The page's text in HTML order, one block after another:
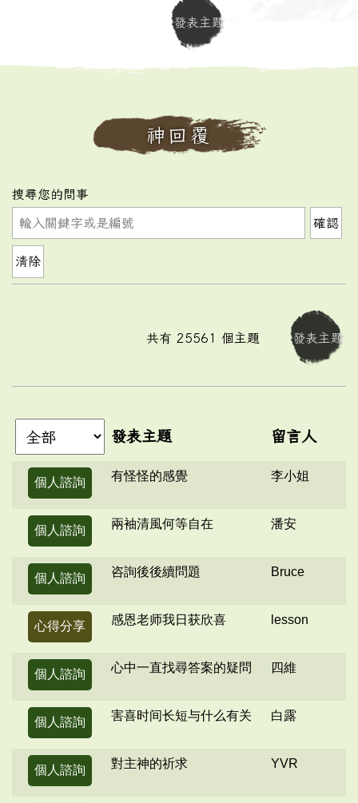
發表主題
神回覆
搜尋您的問事
確認
清除
共有 25561 個主題 發表主題
發表主題 留言人
個人諮詢 有怪怪的感覺 李小姐
個人諮詢 兩袖清風何等自在 潘安
個人諮詢 咨詢後後續問題 Bruce
心得分享 感恩老师我日获欣喜 lesson
個人諮詢 心中一直找尋答案的疑問 四維
個人諮詢 害喜时间长短与什么有关 白露
個人諮詢 對主神的祈求 YVR